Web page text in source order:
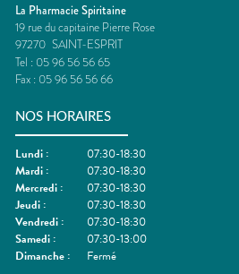
La Pharmacie Spiritaine
19 rue du capitaine Pierre Rose
97270 SAINT-ESPRIT
Tel : 05 96 56 56 65
Fax : 05 96 56 56 66
NOS HORAIRES
Lundi :
07:30-18:30
Mardi :
07:30-18:30
Mercredi :
07:30-18:30
Jeudi :
07:30-18:30
Vendredi :
07:30-18:30
Samedi :
07:30-13:00
Dimanche : Fermé